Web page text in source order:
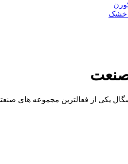
خشک
صنعت
یکی از فعالترین مجموعه های